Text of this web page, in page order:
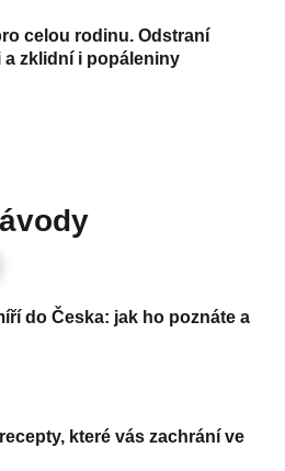
celou rodinu. Odstraní
zklidní i popáleniny
do Česka: jak ho poznáte a
které vás zachrání ve